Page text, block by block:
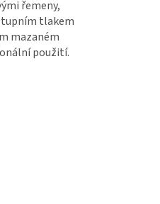
řemeny,
tlakem
mazaném
použití.